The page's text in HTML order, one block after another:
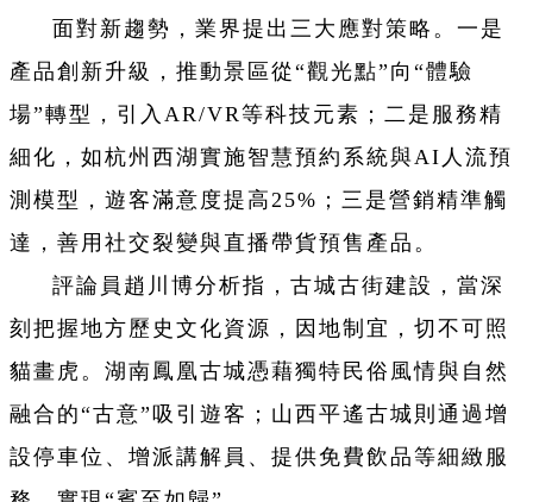
面對新趨勢，業界提出三大應對策略。一是
產品創新升級，推動景區從“觀光點”向“體驗
場”轉型，引入AR/VR等科技元素；二是服務精
細化，如杭州西湖實施智慧預約系統與AI人流預
測模型，遊客滿意度提高25%；三是營銷精準觸
達，善用社交裂變與直播帶貨預售產品。
評論員趙川博分析指，古城古街建設，當深
刻把握地方歷史文化資源，因地制宜，切不可照
貓畫虎。湖南鳳凰古城憑藉獨特民俗風情與自然
融合的“古意”吸引遊客；山西平遙古城則通過增
設停車位、增派講解員、提供免費飲品等細緻服